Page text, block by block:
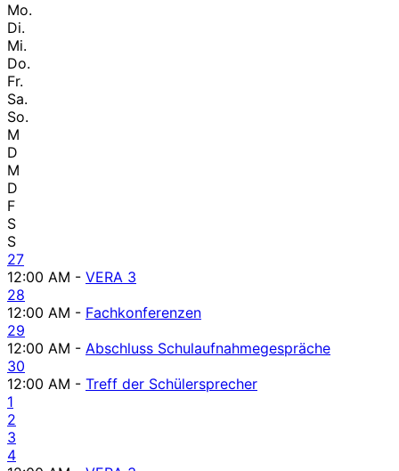
Mo.
Di.
Mi.
Do.
Fr.
Sa.
So.
M
D
M
D
F
S
S
27
12:00 AM - VERA 3
28
12:00 AM - Fachkonferenzen
29
12:00 AM - Abschluss Schulaufnahmegespräche
30
12:00 AM - Treff der Schülersprecher
1
2
3
4